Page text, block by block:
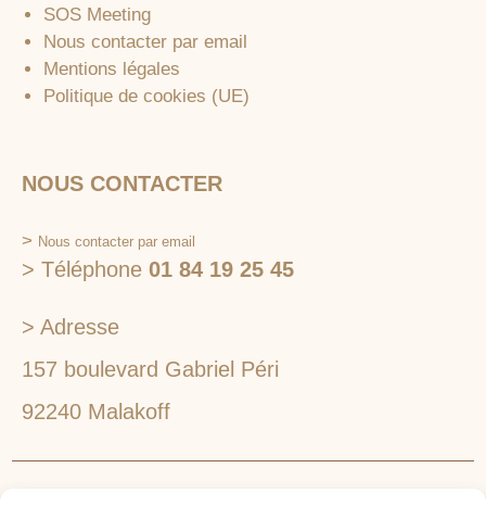
SOS Meeting
Nous contacter par email
Mentions légales
Politique de cookies (UE)
NOUS CONTACTER
> Nous contacter par email
> Téléphone 01 84 19 25 45
> Adresse
157 boulevard Gabriel Péri
92240 Malakoff